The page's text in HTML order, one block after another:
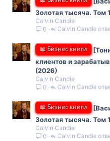
Золотая тысяча. Том
Calvin Candie
0
Calvin Candie
📖 Бизнес книги
клиентов и
(2026)
Calvin Candie
0
Calvin Candie
📖 Бизнес книги
Золотая тысяча. Том
Calvin Candie
0
Calvin Candie